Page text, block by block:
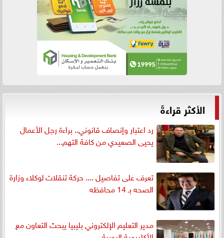
الأكثر قراءةً
رد اعتبار وإنصاف قانوني.. براءة رجل الأعمال
يحيى الصعيدي من كافة التهم...
تعرف على تفاصيل .... حركة تنقلات لوكلاء وزارة
الصحه بـ 14 محافظه
مدير التعليم الإلكتروني بليبيا يبحث التعاون مع